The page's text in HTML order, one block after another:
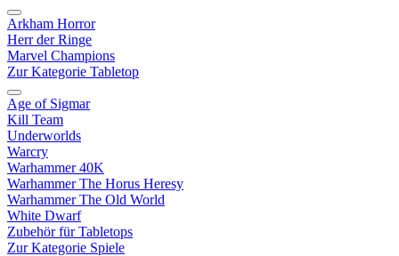
Arkham Horror
Herr der Ringe
Marvel Champions
Zur Kategorie Tabletop
Age of Sigmar
Kill Team
Underworlds
Warcry
Warhammer 40K
Warhammer The Horus Heresy
Warhammer The Old World
White Dwarf
Zubehör für Tabletops
Zur Kategorie Spiele